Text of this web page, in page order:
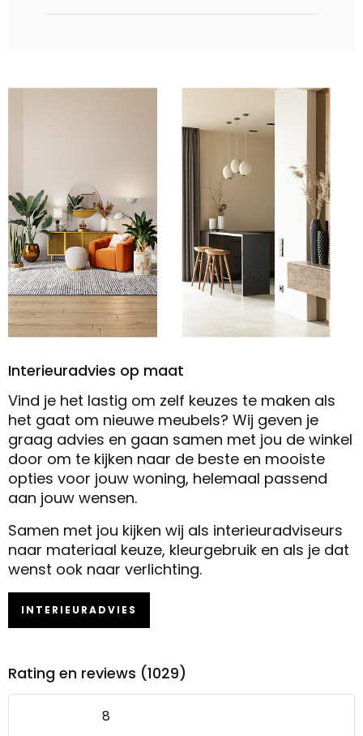
Interieuradvies op maat
Vind je het lastig om zelf keuzes te maken als
het gaat om nieuwe meubels? Wij geven je
graag advies en gaan samen met jou de winkel
door om te kijken naar de beste en mooiste
opties voor jouw woning, helemaal passend
aan jouw wensen.
Samen met jou kijken wij als interieuradviseurs
naar materiaal keuze, kleurgebruik en als je dat
wenst ook naar verlichting.
INTERIEURADVIES
Rating en reviews (1029)
8